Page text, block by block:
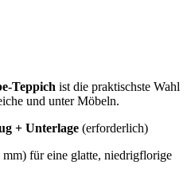
Teppich ist die praktischste Wahl
und unter Möbeln.
+ Unterlage (erforderlich)
für eine glatte, niedrigflorige